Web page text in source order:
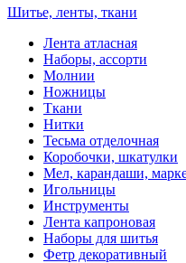
Шитье, ленты, ткани
Лента атласная
Наборы, ассорти
Молнии
Ножницы
Ткани
Нитки
Тесьма отделочная
Коробочки, шкатулки
Мел, карандаши,
Игольницы
Инструменты
Лента капроновая
Наборы для шитья
Фетр декоративный